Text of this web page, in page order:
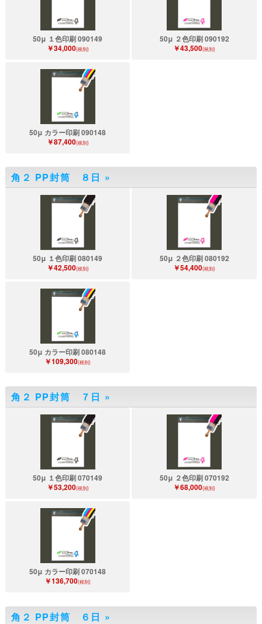
50μ １色印刷 090149
￥34,000(税別)
50μ ２色印刷 090192
￥43,500(税別)
50μ カラー印刷 090148
￥87,400(税別)
角２ PP封筒 ８日 »
50μ １色印刷 080149
￥42,500(税別)
50μ ２色印刷 080192
￥54,400(税別)
50μ カラー印刷 080148
￥109,300(税別)
角２ PP封筒 ７日 »
50μ １色印刷 070149
￥53,200(税別)
50μ ２色印刷 070192
￥68,000(税別)
50μ カラー印刷 070148
￥136,700(税別)
角２ PP封筒 ６日 »